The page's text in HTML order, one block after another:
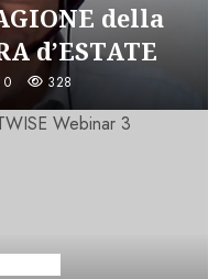
della
d’ESTATE
0 328